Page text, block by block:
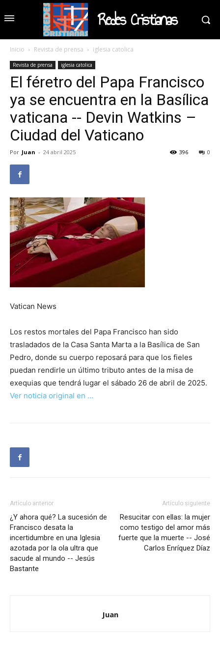
Redes Cristianas
Inicio Revista de prensa iglesia catolica
Revista de prensa iglesia catolica
El féretro del Papa Francisco
ya se encuentra en la Basílica
vaticana -- Devin Watkins –
Ciudad del Vaticano
Por Juan - 24 abril 2025 0
396
Vatican News
Los restos mortales del Papa Francisco han sido
trasladados de la Casa Santa Marta a la Basílica de San
Pedro, donde su cuerpo reposará para que los fieles
puedan rendirle un último tributo antes de la misa de
exequias que tendrá lugar el sábado 26 de abril de 2025.
Ver noticia original en …
Artículo anterior
¿Y ahora qué? La sucesión de
Francisco desata la
incertidumbre en una Iglesia
azotada por la ola ultra que
sacude al mundo -- Jesús
Bastante
Artículo siguiente
Resucitar con ellas: la mujer
como testigo del amor más
fuerte que la muerte -- José
Carlos Enríquez Díaz
Juan